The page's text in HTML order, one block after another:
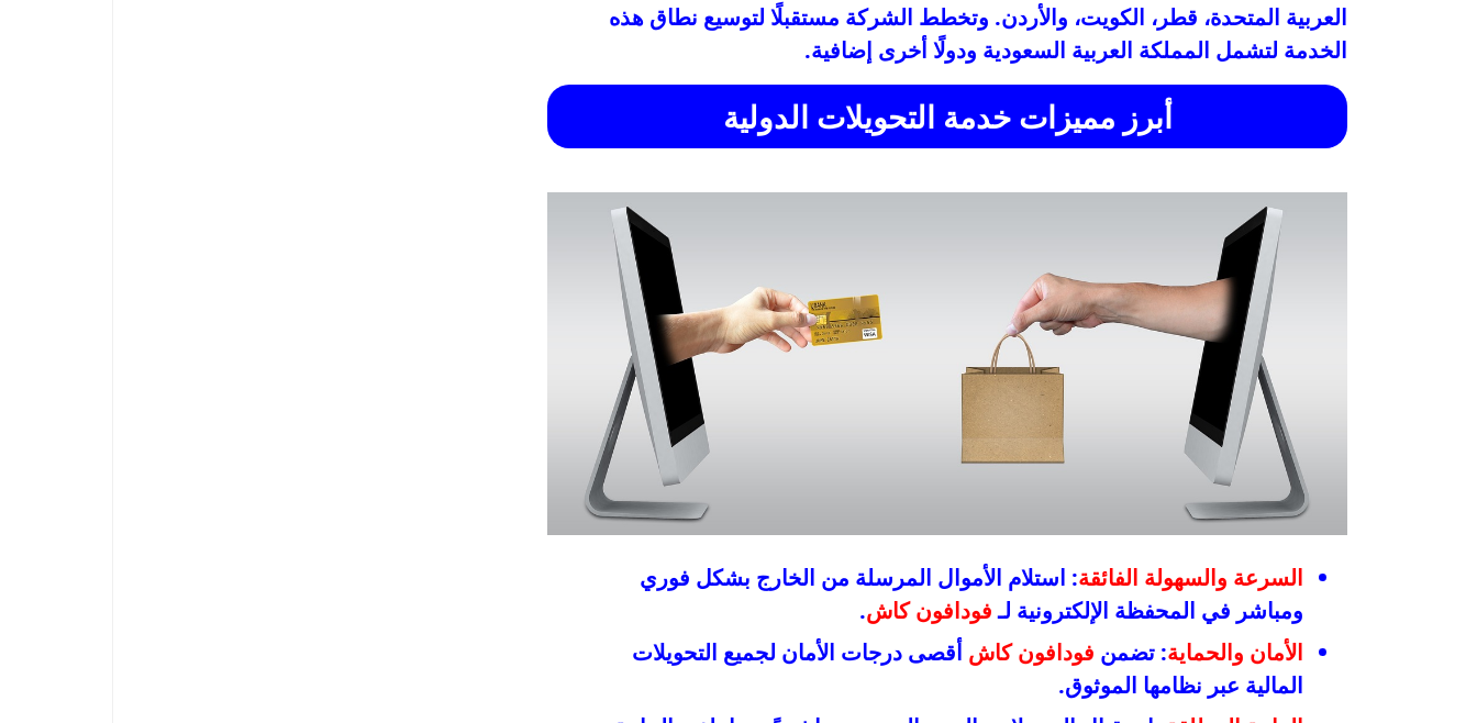
العربية المتحدة، قطر، الكويت، والأردن. وتخطط الشركة مستقبلًا لتوسيع نطاق هذه
الخدمة لتشمل المملكة العربية السعودية ودولًا أخرى إضافية.
أبرز مميزات خدمة التحويلات الدولية
السرعة والسهولة الفائقة: استلام الأموال المرسلة من الخارج بشكل فوري
ومباشر في المحفظة الإلكترونية لـفودافون كاش.
الأمان والحماية: تضمن فودافون كاش أقصى درجات الأمان لجميع التحويلات
المالية عبر نظامها الموثوق.